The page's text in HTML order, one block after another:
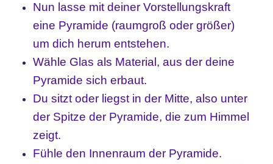
Nun lasse mit deiner Vorstellungskraft
eine Pyramide (raumgroß oder größer)
um dich herum entstehen.
Wähle Glas als Material, aus der deine
Pyramide sich erbaut.
Du sitzt oder liegst in der Mitte, also unter
der Spitze der Pyramide, die zum Himmel
zeigt.
Fühle den Innenraum der Pyramide.